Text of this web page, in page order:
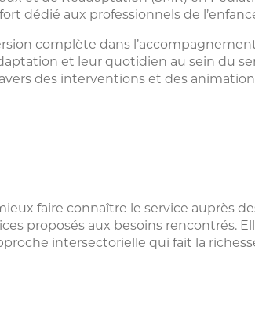
dédié aux professionnels de
complète dans
et leur quotidien au sein du
des interventions et des
faire connaître le service auprès
proposés aux besoins rencontrés.
intersectorielle qui fait la